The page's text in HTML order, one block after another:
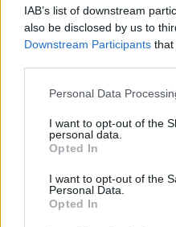
IAB’s list of downstream
also be disclosed by us to
Downstream Participants that
Please note that this
not limited to your visit or
grant or deny consent to
use your data for below
consent section.
Personal Data
I want to opt-out of the
personal data.
Opted In
I want to opt-out of the
Personal Data.
Opted In
Eventi in
gallurese: gli
Lettini e arredi
sequestri a
È morto
rifiutò la Costa